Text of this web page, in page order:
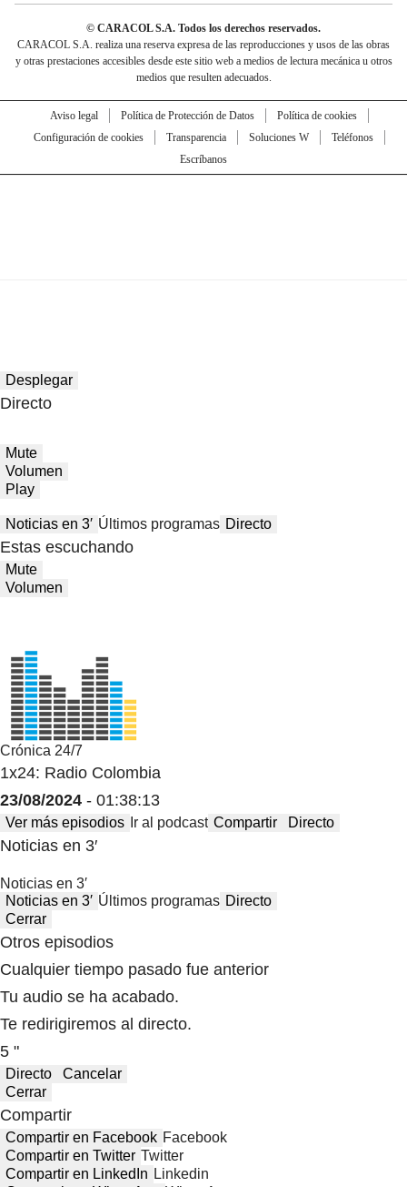
© CARACOL S.A. Todos los derechos reservados.
CARACOL S.A. realiza una reserva expresa de las reproducciones y usos de las obras
y otras prestaciones accesibles desde este sitio web a medios de lectura mecánica u otros
medios que resulten adecuados.
Aviso legal Política de Protección de Datos
Política de cookies
Configuración de cookies
Transparencia Soluciones W
Teléfonos
Escríbanos
Desplegar
Directo
Mute
Volumen
Play
Noticias en 3′ Últimos programas Directo
Estas escuchando
Mute
Volumen
Crónica 24/7
1x24: Radio Colombia
23/08/2024 - 01:38:13
Ver más episodios Ir al podcast Compartir Directo
Noticias en 3′
Noticias en 3′
Noticias en 3′ Últimos programas Directo
Cerrar
Otros episodios
Cualquier tiempo pasado fue anterior
Tu audio se ha acabado.
Te redirigiremos al directo.
5 "
Directo
Cancelar
Cerrar
Compartir
Compartir en Facebook Facebook
Compartir en Twitter Twitter
Compartir en LinkedIn Linkedin